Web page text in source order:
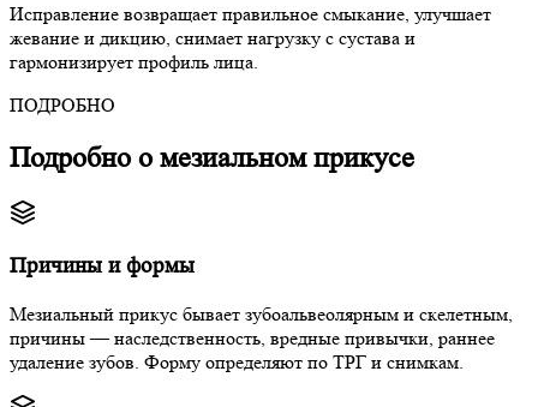
Исправление возвращает правильное смыкание, улучшает
жевание и дикцию, снимает нагрузку с сустава и
гармонизирует профиль лица.
ПОДРОБНО
Подробно о мезиальном прикусе
Причины и формы
Мезиальный прикус бывает зубоальвеолярным и скелетным,
причины — наследственность, вредные привычки, раннее
удаление зубов. Форму определяют по ТРГ и снимкам.